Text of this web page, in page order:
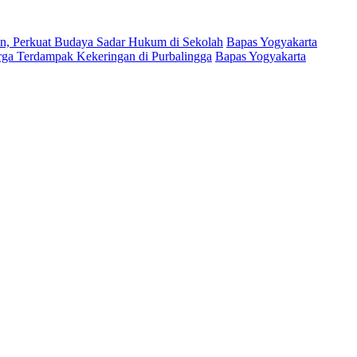
Perkuat Budaya Sadar Hukum di Sekolah Bapas Yogyakarta
Terdampak Kekeringan di Purbalingga Bapas Yogyakarta